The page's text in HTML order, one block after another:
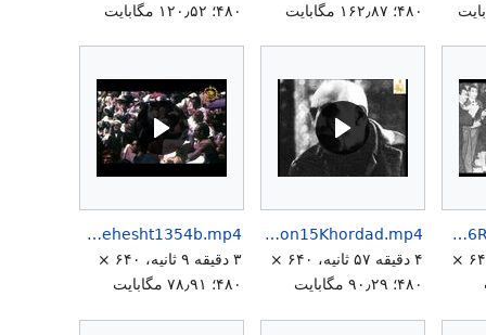
۴۸۰؛ ۱۶۲٫۸۷ مگابایت
۴۸۰؛ ۱۲۰٫۵۲ مگابایت
ShahanshahAryamehrSpeech24 Esfand1346RoozKargar.mp4
۹ دقیقه ۲۲ ثانیه، ۶۴۰ ×
ShahanshahAryamehrSpeech3Bahman1351Section15Khordad.mp4
۴ دقیقه ۵۷ ثانیه، ۶۴۰ ×
۴۸۰؛ ۹۰٫۲۹ مگابایت
ShahanshahAryamehrSpeechSepasCeremony12Ordibehesht1354b.mp4
۳ دقیقه ۹ ثانیه، ۶۴۰ ×
۴۸۰؛ ۷۸٫۹۱ مگابایت